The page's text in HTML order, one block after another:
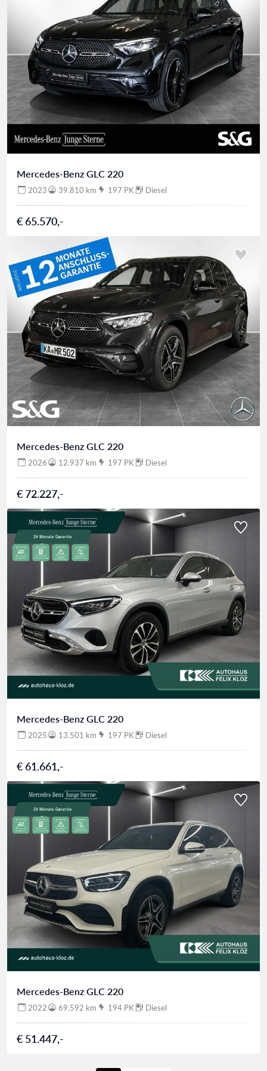
Mercedes-Benz GLC 220
2023 39.810 km 197 PK Diesel
€ 65.570,-
Mercedes-Benz GLC 220
2026 12.937 km 197 PK Diesel
€ 72.227,-
Mercedes-Benz GLC 220
2025 13.501 km 197 PK Diesel
€ 61.661,-
Mercedes-Benz GLC 220
2022 69.592 km 194 PK Diesel
€ 51.447,-